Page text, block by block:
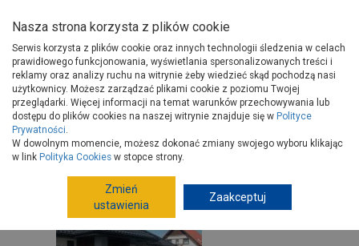
Strona główna Porady
Filtrowanie
Tylko porady wideo
Nasza strona korzysta z plików cookie
Serwis korzysta z plików cookie oraz innych technologii śledzenia w celach
prawidłowego funkcjonowania, wyświetlania spersonalizowanych treści i
reklamy oraz analizy ruchu na witrynie żeby wiedzieć skąd pochodzą nasi
użytkownicy. Możesz zarządzać plikami cookie z poziomu Twojej
przeglądarki. Więcej informacji na temat warunków przechowywania lub
dostępu do plików cookies na naszej witrynie znajduje się w Polityce
Prywatności.
W dowolnym momencie, możesz dokonać zmiany swojego wyboru klikając
w link Polityka Cookies w stopce strony.
Zmień
ustawienia
Zaakceptuj